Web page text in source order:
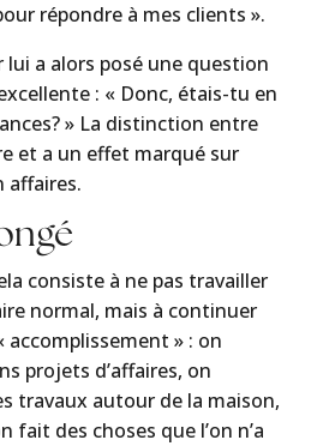
répondre à mes clients ».
a alors posé une question
: « Donc, étais-tu en
» La distinction entre
et a un effet marqué sur
affaires.
consiste à ne pas travailler
normal, mais à continuer
accomplissement » : on
projets d’affaires, on
travaux autour de la maison,
fait des choses que l’on n’a